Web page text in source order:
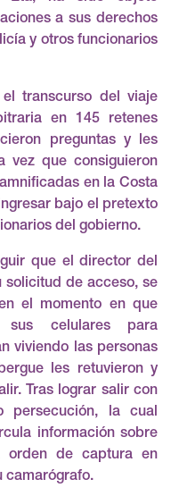
a sus derechos
y otros funcionarios
transcurso del viaje
en 145 retenes
preguntas y les
vez que consiguieron
en la Costa
bajo el pretexto
del gobierno.
que el director del
solicitud de acceso, se
el momento en que
celulares para
viviendo las personas
les retuvieron y
Tras lograr salir con
la cual
información sobre
orden de captura en
camarógrafo.